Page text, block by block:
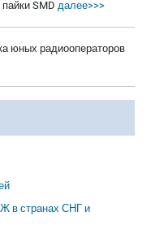
SMD далее>>>
юных радиооператоров
в странах СНГ и